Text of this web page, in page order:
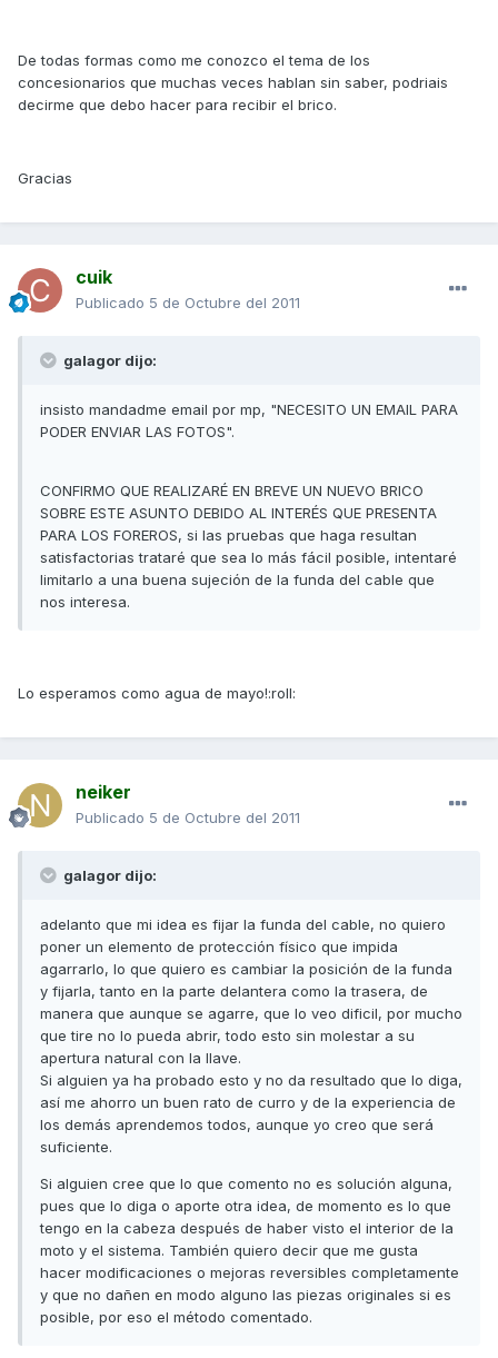
De todas formas como me conozco el tema de los
concesionarios que muchas veces hablan sin saber, podriais
decirme que debo hacer para recibir el brico.
Gracias
cuik
Publicado 5 de Octubre del 2011
galagor dijo:
insisto mandadme email por mp, "NECESITO UN EMAIL PARA
PODER ENVIAR LAS FOTOS".
CONFIRMO QUE REALIZARÉ EN BREVE UN NUEVO BRICO
SOBRE ESTE ASUNTO DEBIDO AL INTERÉS QUE PRESENTA
PARA LOS FOREROS, si las pruebas que haga resultan
satisfactorias trataré que sea lo más fácil posible, intentaré
limitarlo a una buena sujeción de la funda del cable que
nos interesa.
Lo esperamos como agua de mayo!:roll:
neiker
Publicado 5 de Octubre del 2011
galagor dijo:
adelanto que mi idea es fijar la funda del cable, no quiero
poner un elemento de protección físico que impida
agarrarlo, lo que quiero es cambiar la posición de la funda
y fijarla, tanto en la parte delantera como la trasera, de
manera que aunque se agarre, que lo veo dificil, por mucho
que tire no lo pueda abrir, todo esto sin molestar a su
apertura natural con la llave.
Si alguien ya ha probado esto y no da resultado que lo diga,
así me ahorro un buen rato de curro y de la experiencia de
los demás aprendemos todos, aunque yo creo que será
suficiente.
Si alguien cree que lo que comento no es solución alguna,
pues que lo diga o aporte otra idea, de momento es lo que
tengo en la cabeza después de haber visto el interior de la
moto y el sistema. También quiero decir que me gusta
hacer modificaciones o mejoras reversibles completamente
y que no dañen en modo alguno las piezas originales si es
posible, por eso el método comentado.